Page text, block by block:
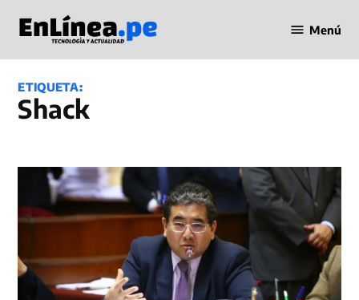
contenido
en Línea
Menú
ETIQUETA:
Shack